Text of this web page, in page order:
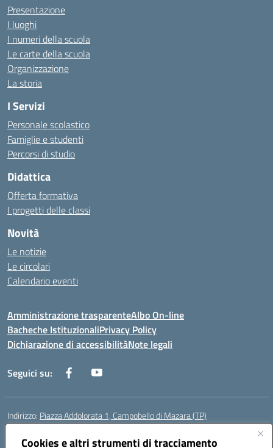
Cookies e altri strumenti di tracciamento
Presentazione
I luoghi
I numeri della scuola
Le carte della scuola
Organizzazione
La storia
I Servizi
Personale scolastico
Famiglie e studenti
Percorsi di studio
Didattica
Offerta formativa
I progetti delle classi
Novità
Le notizie
Le circolari
Calendario eventi
Amministrazione trasparenteAlbo On-line
Bacheche IstituzionaliPrivacy Policy
Dichiarazione di accessibilitàNote legali
Seguici su:
Indirizzo: Piazza Addolorata 1, Campobello di Mazara (TP)
Centralino:
Posta elettronica certificata (PEC):tpic81800e@pec.istruzione.it